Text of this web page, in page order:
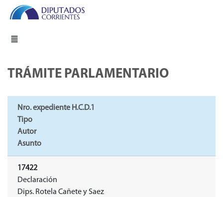
TRÁMITE PARLAMENTARIO
Nro. expediente H.C.D.1
Tipo
Autor
Asunto
17422
Declaración
Dips. Rotela Cañete y Saez